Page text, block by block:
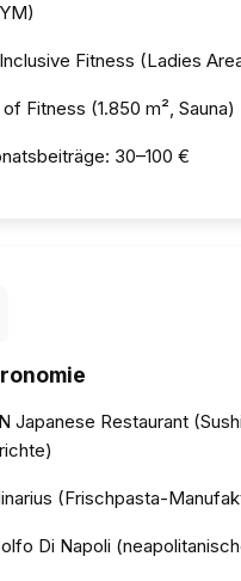
Fitness (Ladies
Fitness (1.850 m², Sauna)
30–100 €
Japanese Restaurant
(Frischpasta-
Di Napoli